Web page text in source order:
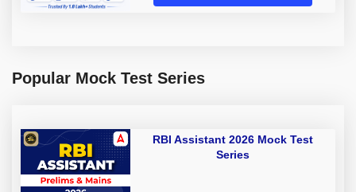
Popular Mock Test Series
RBI Assistant 2026 Mock Test
Series